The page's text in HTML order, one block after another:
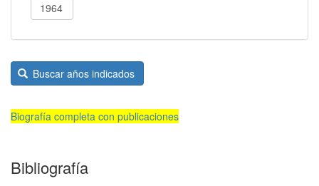
Buscar años indicados
Biografía completa con publicaciones
Bibliografía